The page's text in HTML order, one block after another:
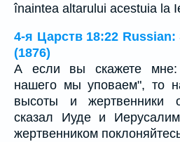
înaintea altarului acestuia la
4-я Царств 18:22
(1876)
А если вы скажете мне:
нашего мы уповаем", то
высоты и жертвенники
сказал Иуде и
жертвенником